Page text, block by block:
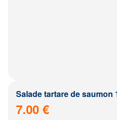
Salade tartare de saumon
7.00 €